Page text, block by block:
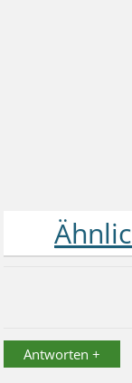
Antworten +